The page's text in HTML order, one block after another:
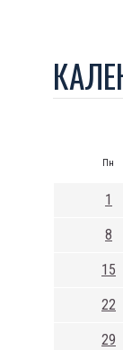
Пн
1
8
15
22
29